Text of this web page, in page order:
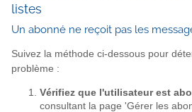
listes
Un abonné ne reçoit pas les
Suivez la méthode ci-dessous pour
problème :
Vérifiez que l'utilisateur est
consultant la page 'Gérer les